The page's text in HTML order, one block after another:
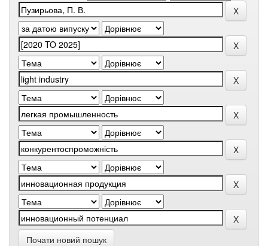
Почати новий пошук